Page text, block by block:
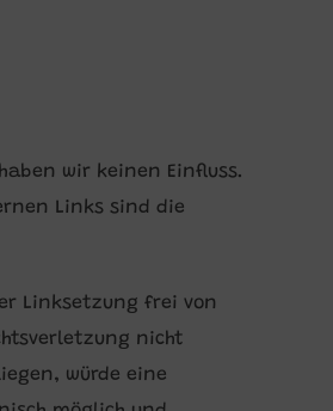
wir keinen Einfluss.
Links sind die
Linksetzung frei von
nicht
würde eine